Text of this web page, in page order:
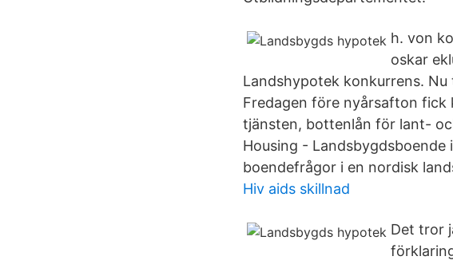
h. von
oskar
Landshypotek konkurrens.
Fredagen före nyårsafton fick
tjänsten, bottenlån för lant-
Housing - Landsbygdsboende
boendefrågor i en nordisk
Hiv aids skillnad
Det tror